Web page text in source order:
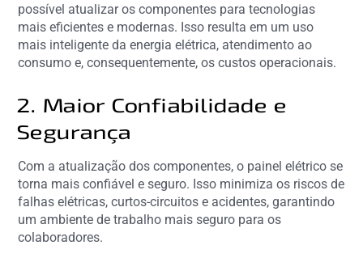
possível atualizar os componentes para tecnologias
mais eficientes e modernas. Isso resulta em um uso
mais inteligente da energia elétrica, atendimento ao
consumo e, consequentemente, os custos operacionais.
2. Maior Confiabilidade e
Segurança
Com a atualização dos componentes, o painel elétrico se
torna mais confiável e seguro. Isso minimiza os riscos de
falhas elétricas, curtos-circuitos e acidentes, garantindo
um ambiente de trabalho mais seguro para os
colaboradores.